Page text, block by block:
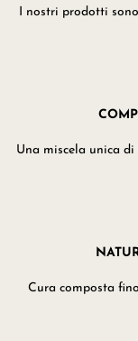
I nostri prodotti
Una miscela unica
Cura composta